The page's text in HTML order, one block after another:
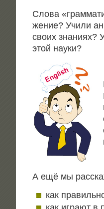
Сло­ва
же­ние? Учи­ли
сво­их зна­ни­ях?
этой науки?
А ещё мы
как